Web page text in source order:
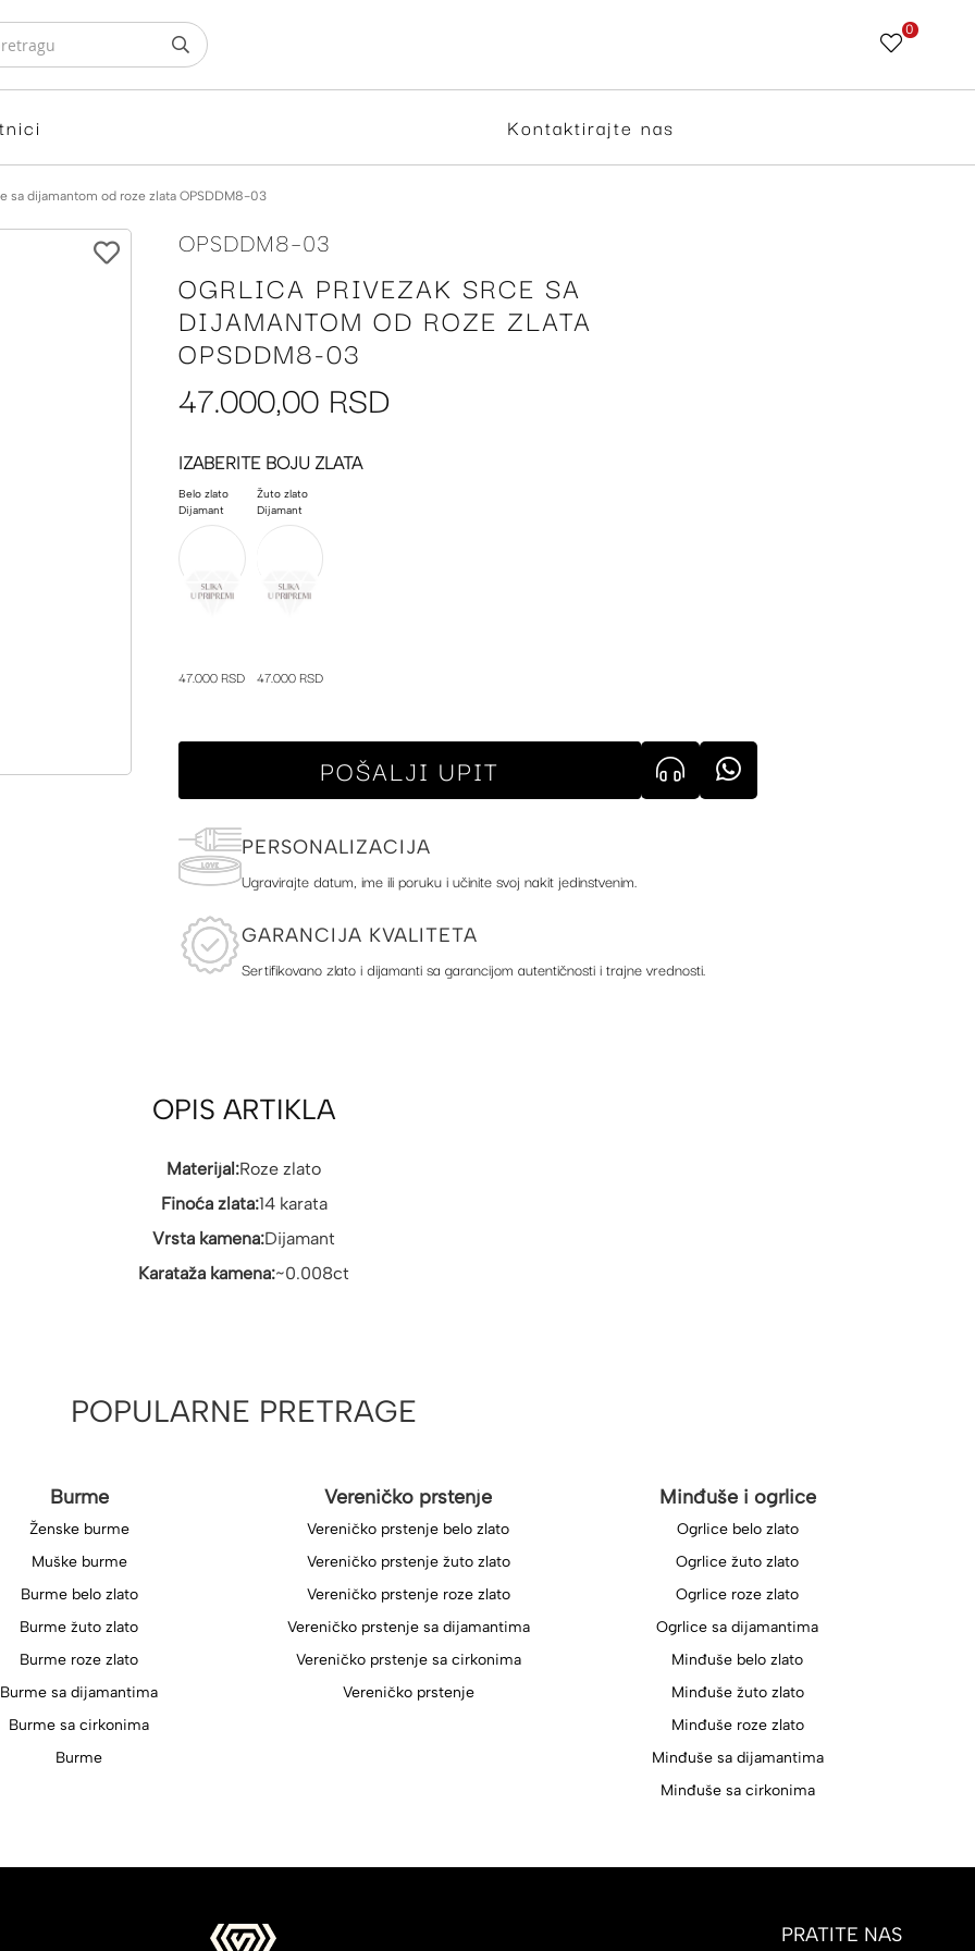
Skip
Content
0
Kontaktirajte nas
sa dijamantom od roze zlata OPSDDM8-03
OGRLICA PRIVEZAK SRCE SA
DIJAMANTOM OD ROZE ZLATA
OPSDDM8-03
OPSDDM8-03
47.000,00 RSD
IZABERITE BOJU ZLATA
Belo zlato
Dijamant
47.000 RSD
Žuto zlato
Dijamant
47.000 RSD
POŠALJI UPIT
PERSONALIZACIJA
Ugravirajte datum, ime ili poruku i učinite svoj nakit jedinstvenim.
GARANCIJA KVALITETA
Sertifikovano zlato i dijamanti sa garancijom autentičnosti i trajne vrednosti.
OPIS ARTIKLA
Materijal:Roze zlato
Finoća zlata:14 karata
Vrsta kamena:Dijamant
Karataža kamena:~0.008ct
POPULARNE PRETRAGE
Burme
Ženske burme
Muške burme
Burme belo zlato
Burme žuto zlato
Burme roze zlato
Burme sa dijamantima
Burme sa cirkonima
Burme
Vereničko prstenje
Vereničko prstenje belo zlato
Vereničko prstenje žuto zlato
Vereničko prstenje roze zlato
Vereničko prstenje sa dijamantima
Vereničko prstenje sa cirkonima
Vereničko prstenje
Minđuše i ogrlice
Ogrlice belo zlato
Ogrlice žuto zlato
Ogrlice roze zlato
Ogrlice sa dijamantima
Minđuše belo zlato
Minđuše žuto zlato
Minđuše roze zlato
Minđuše sa dijamantima
Minđuše sa cirkonima
PRATITE NAS